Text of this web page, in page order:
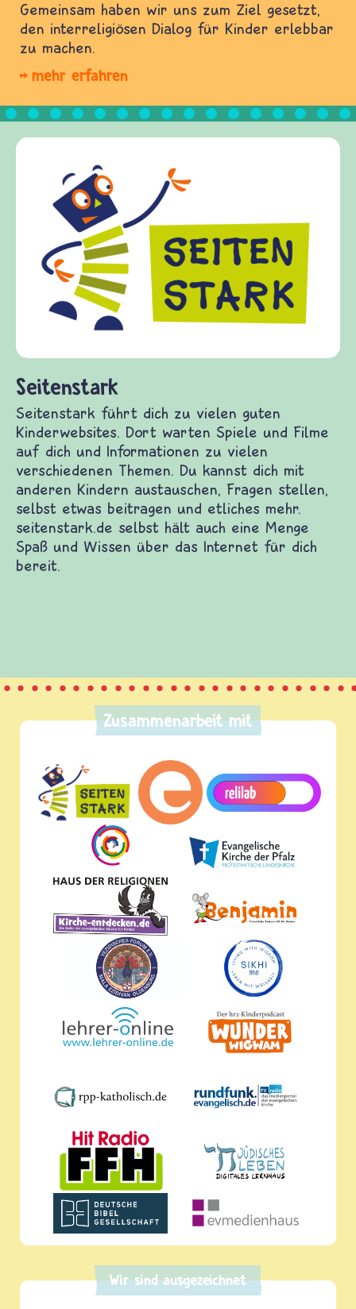
Gemeinsam haben wir uns zum Ziel gesetzt,
den interreligiösen Dialog für Kinder erlebbar
zu machen.
mehr erfahren
Frieden Fragen
frieden-fragen.de ist ein Internet-Angebot für
Kinder, Eltern und ErzieherInnen das zu
Fragen von Krieg und Frieden, Streit und
Gewalt informiert und einen Austausch zu
diesem Themenbereich ermöglicht. frieden-
fragen.de bietet Antworten auf wichtige
und Frieden, Streit und Gewalt.
Zusammenarbeit mit
Wir sind ausgezeichnet